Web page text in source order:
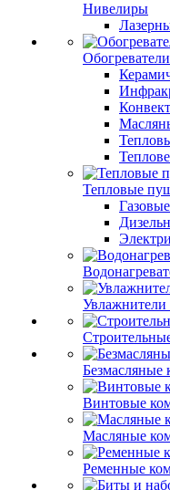
Нивелиры
Обогреватели
Тепловые
Увлажнители
Безмасляные
Винтовые
Масляные
Ременные